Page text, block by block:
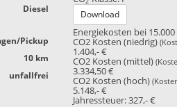
Diesel
Pickup
10 km
unfallfrei
Download
Energiekosten bei
CO2 Kosten (niedrig)
1.404,- €
CO2 Kosten (mittel)
3.334,50 €
CO2 Kosten (hoch)
5.148,- €
Jahressteuer: 327,- €